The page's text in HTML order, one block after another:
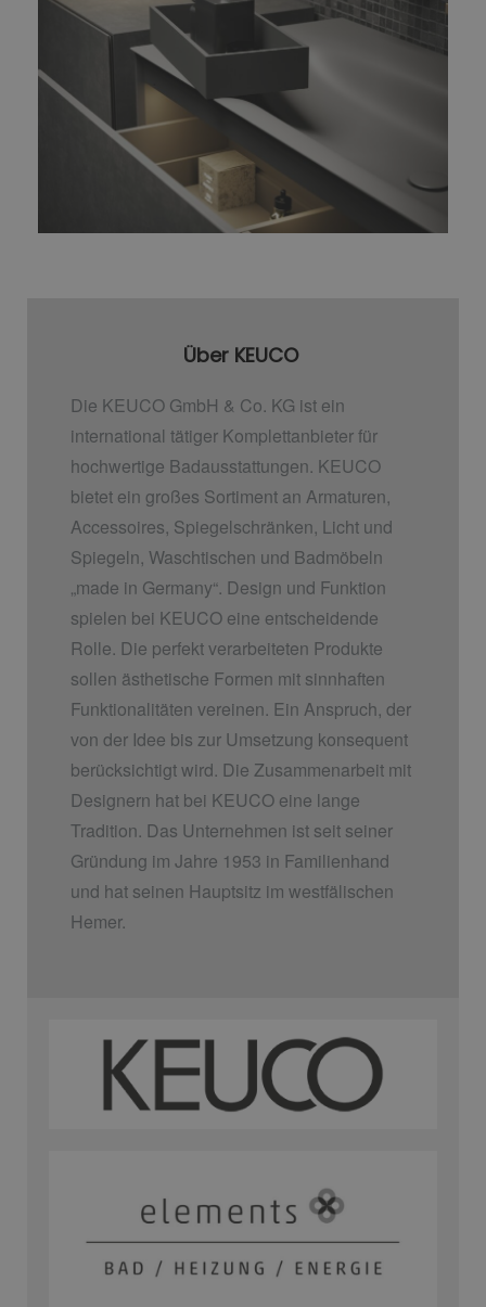
Über KEUCO
Die KEUCO GmbH & Co. KG ist ein
international tätiger Komplettanbieter für
hochwertige Badausstattungen. KEUCO
bietet ein großes Sortiment an Armaturen,
Accessoires, Spiegelschränken, Licht und
Spiegeln, Waschtischen und Badmöbeln
„made in Germany“. Design und Funktion
spielen bei KEUCO eine entscheidende
Rolle. Die perfekt verarbeiteten Produkte
sollen ästhetische Formen mit sinnhaften
Funktionalitäten vereinen. Ein Anspruch, der
von der Idee bis zur Umsetzung konsequent
berücksichtigt wird. Die Zusammenarbeit mit
Designern hat bei KEUCO eine lange
Tradition. Das Unternehmen ist seit seiner
Gründung im Jahre 1953 in Familienhand
und hat seinen Hauptsitz im westfälischen
Hemer.